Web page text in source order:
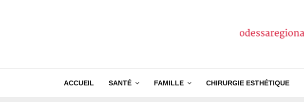
ACCUEIL SANTÉ FAMILLE CHIRURGIE ESTHÉTIQUE